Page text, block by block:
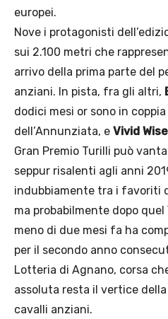
europei.
Nove i protagonisti
sui 2.100 metri che
arrivo della prima parte del
anziani. In pista, fra gli altri,
dodici mesi or sono in
dell’Annunziata, e Vivid
Gran Premio Turilli può
seppur risalenti agli anni
indubbiamente tra i favoriti
ma probabilmente dopo quel
meno di due mesi fa ha
per il secondo anno
Lotteria di Agnano, corsa
assoluta resta il vertice
cavalli anziani.